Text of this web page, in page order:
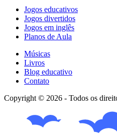
Jogos educativos
Jogos divertidos
Jogos em inglês
Planos de Aula
Músicas
Livros
Blog educativo
Contato
Copyright © 2026 - Todos os